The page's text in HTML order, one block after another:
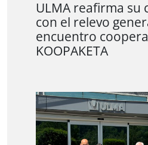
ULMA reafirma su
con el relevo
encuentro
KOOPAKETA